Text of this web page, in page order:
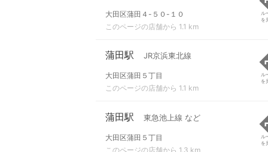
大田区蒲田４-５０-１０
このページの店舗から 1.1 km
ル
を
蒲田駅 JR京浜東北線
大田区蒲田５丁目
このページの店舗から 1.1 km
ル
を
蒲田駅 東急池上線 など
大田区蒲田５丁目
このページの店舗から 1.3 km
ル
を